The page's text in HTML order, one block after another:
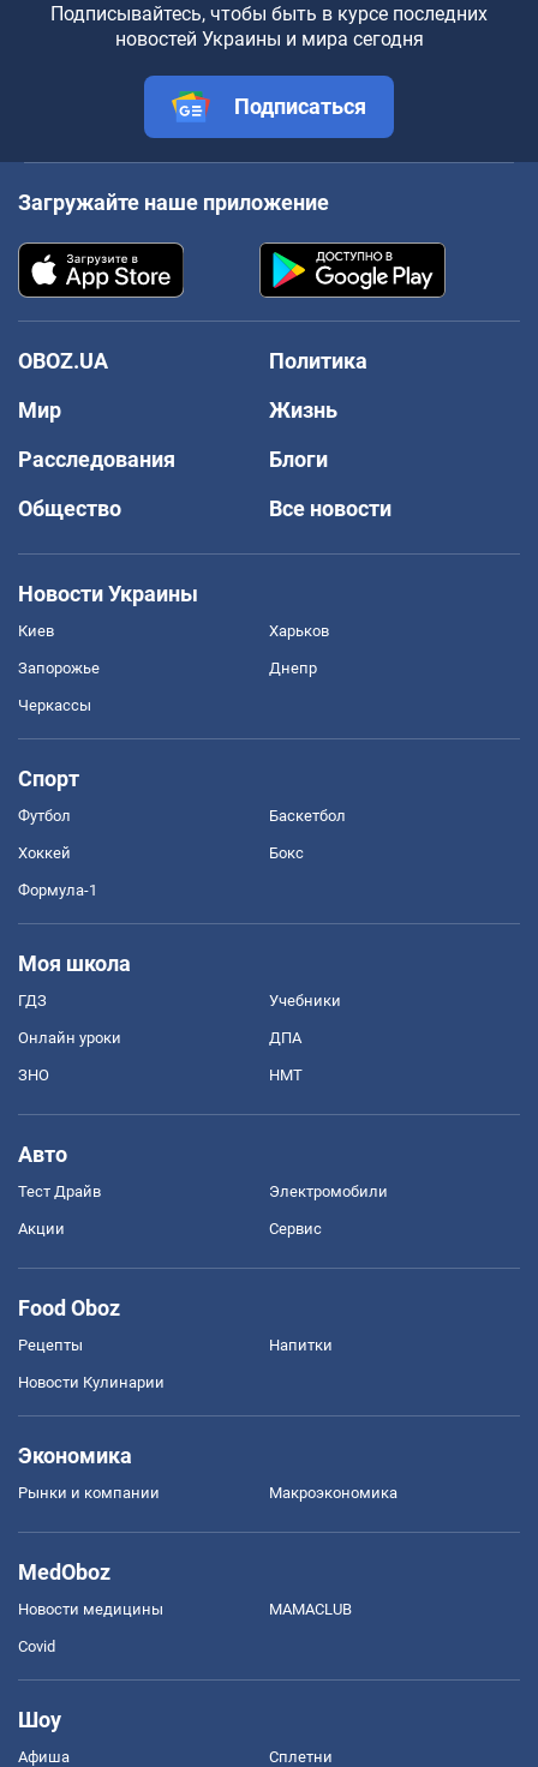
Подписывайтесь, чтобы быть в курсе последних
новостей Украины и мира сегодня
Подписаться
Загружайте наше приложение
OBOZ.UA
Политика
Мир
Жизнь
Расследования
Блоги
Общество
Все новости
Новости Украины
Киев Харьков
Запорожье Днепр
Черкассы
Спорт
Футбол Баскетбол
Хоккей Бокс
Формула-1
Моя школа
ГДЗ Учебники
Онлайн уроки ДПА
ЗНО НМТ
Авто
Тест Драйв Электромобили
Акции Сервис
Food Oboz
Рецепты Напитки
Новости Кулинарии
Экономика
Рынки и компании Mакроэкономика
MedOboz
Новости медицины MAMACLUB
Covid
Шоу
Афиша Сплетни